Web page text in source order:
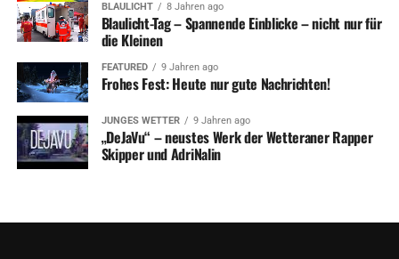
BLAULICHT 8 Jahren ago
Blaulicht-Tag – Spannende Einblicke – nicht nur für
die Kleinen
FEATURED 9 Jahren ago
Frohes Fest: Heute nur gute Nachrichten!
JUNGES WETTER 9 Jahren ago
„DeJaVu“ – neustes Werk der Wetteraner Rapper
Skipper und AdriNalin